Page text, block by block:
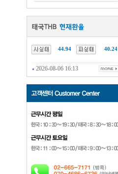
44.94 40.24
2026-08-06 16:13